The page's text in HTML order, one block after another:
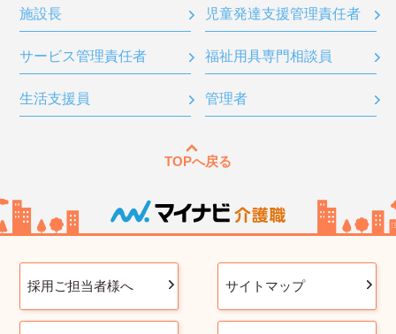
施設長 児童発達支援管理責任者
サービス管理責任者 福祉用具専門相談員
生活支援員 管理者
TOPへ戻る
採用ご担当者様へ サイトマップ